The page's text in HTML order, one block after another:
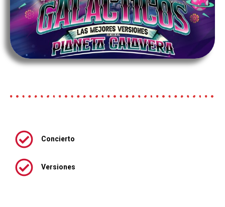
Concierto
Versiones